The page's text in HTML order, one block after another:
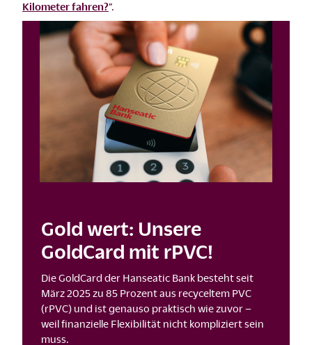
Kilometer fahren?”.
Gold wert: Unsere
GoldCard mit rPVC!
Die GoldCard der Hanseatic Bank besteht seit
März 2025 zu 85 Prozent aus recyceltem PVC
(rPVC) und ist genauso praktisch wie zuvor –
weil finanzielle Flexibilität nicht kompliziert sein
muss.